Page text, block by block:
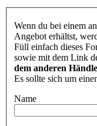
Wenn du bei einem
Angebot erhältst,
Füll einfach dieses
sowie mit dem Link
dem anderen
Es sollte sich um
Name